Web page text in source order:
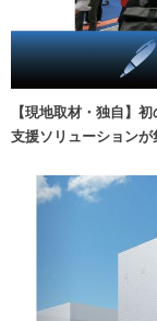
【現地取材・独自】
支援ソリューションが